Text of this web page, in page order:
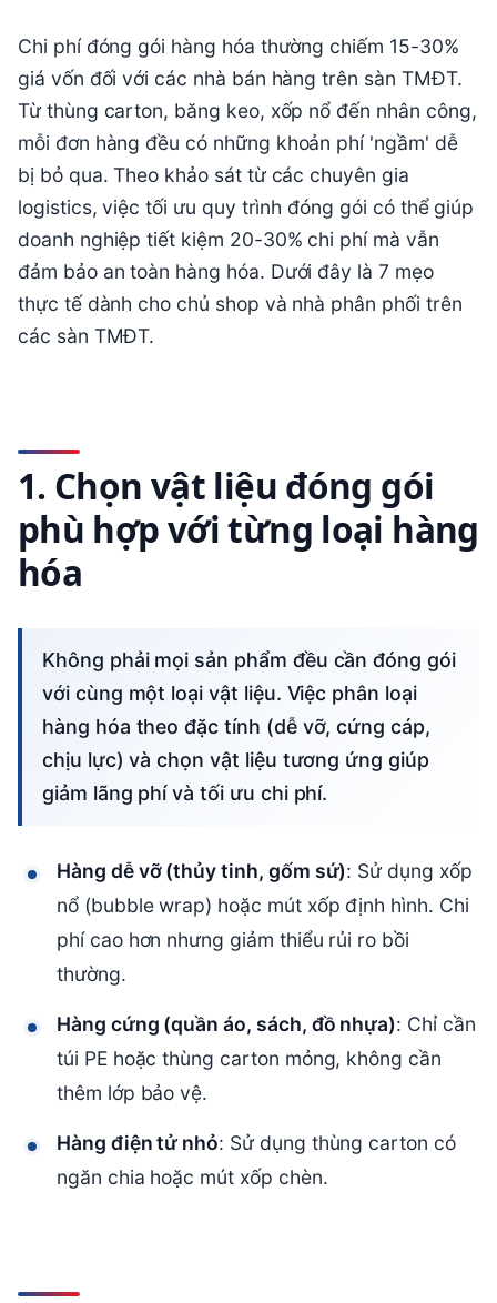
Chi phí đóng gói hàng hóa thường chiếm 15-30%
giá vốn đối với các nhà bán hàng trên sàn TMĐT.
Từ thùng carton, băng keo, xốp nổ đến nhân công,
mỗi đơn hàng đều có những khoản phí 'ngầm' dễ
bị bỏ qua. Theo khảo sát từ các chuyên gia
logistics, việc tối ưu quy trình đóng gói có thể giúp
doanh nghiệp tiết kiệm 20-30% chi phí mà vẫn
đảm bảo an toàn hàng hóa. Dưới đây là 7 mẹo
thực tế dành cho chủ shop và nhà phân phối trên
các sàn TMĐT.
1. Chọn vật liệu đóng gói
phù hợp với từng loại hàng
hóa
Không phải mọi sản phẩm đều cần đóng gói
với cùng một loại vật liệu. Việc phân loại
hàng hóa theo đặc tính (dễ vỡ, cứng cáp,
chịu lực) và chọn vật liệu tương ứng giúp
giảm lãng phí và tối ưu chi phí.
Hàng dễ vỡ (thủy tinh, gốm sứ): Sử dụng xốp
nổ (bubble wrap) hoặc mút xốp định hình. Chi
phí cao hơn nhưng giảm thiểu rủi ro bồi
thường.
Hàng cứng (quần áo, sách, đồ nhựa): Chỉ cần
túi PE hoặc thùng carton mỏng, không cần
thêm lớp bảo vệ.
Hàng điện tử nhỏ: Sử dụng thùng carton có
ngăn chia hoặc mút xốp chèn.